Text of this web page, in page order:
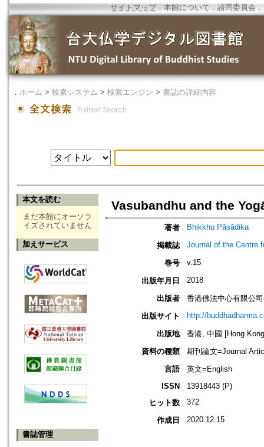
サイトマップ．本館について ． 諮問委員会 ．
． ホーム > 検索システム > 検索エンジン > 書誌の詳細内容
本文を読む
まだ本館にオーソラ
イズされていません
加えサービス
書誌管理
Vasubandhu and the
著者 Bhikkhu Pāsādika
掲載誌 Journal of the Centre
巻号 v.15
出版年月日 2018
出版者
香港佛法中心有限公
出版サイト
http://
出版地
香港, 中國 [Hong
資料の種類
期刊論文=Journal
言語
英文=English
ISSN
13918443 (P)
ヒット数
372
作成日 2020.12.15